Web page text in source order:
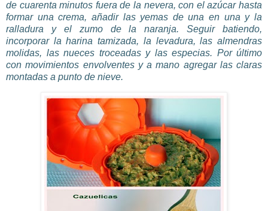
de cuarenta minutos fuera de la nevera, con el azúcar hasta
formar una crema, añadir las yemas de una en una y la
ralladura y el zumo de la naranja. Seguir batiendo,
incorporar la harina tamizada, la levadura, las almendras
molidas, las nueces troceadas y las especias. Por último
con movimientos envolventes y a mano agregar las claras
montadas a punto de nieve.